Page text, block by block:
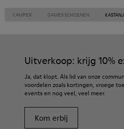
CAMPER DAMES SCHOENEN
Uitverkoop: krijg 10%
Ja, dat klopt. Als lid van onze
voordelen zoals kortingen, vroege
events en nog veel, veel meer.
Kom erbij